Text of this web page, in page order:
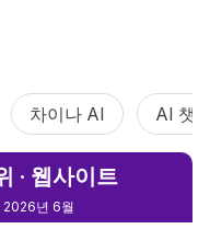
차이나 AI AI 챗
· 웹사이트
2026년 6월